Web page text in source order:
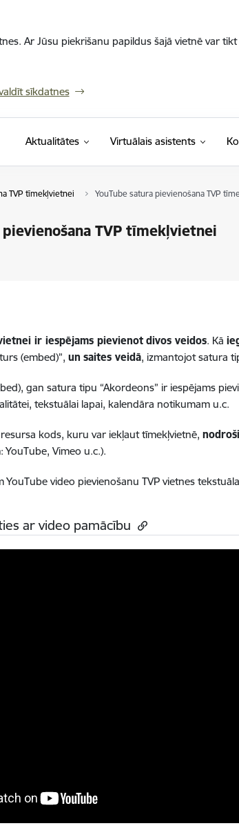
Ar Jūsu piekrišanu papildus šajā vietnē var
sīkdatnes
Aktualitātes Virtuālais asistents
TVP tīmekļvietnei YouTube satura pievienošana TVP
TVP tīmekļvietnei
ir iespējams pievienot divos veidos. Kā
(embed)”,un saites veidā, izmantojot satura
gan satura tipu “Akordeons” ir iespējams
tekstuālai lapai, kalendāra notikumam u.c.
kods, kuru var iekļaut tīmekļvietnē,
Vimeo u.c.).
YouTube video pievienošanu TVP vietnes
ar video pamācību